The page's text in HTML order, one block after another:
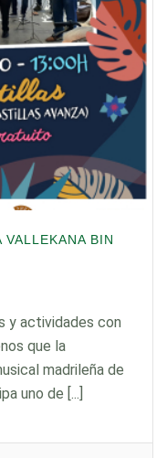
BIN
y actividades con
que la
madrileña de
uno de [...]